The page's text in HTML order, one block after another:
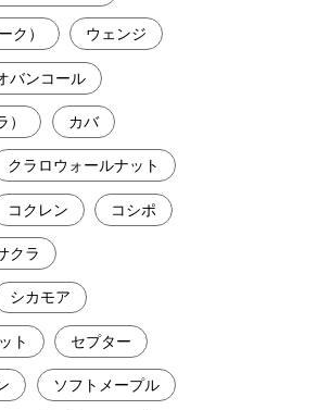
ク） ウェンジ
バンコール
カバ
クラロウォールナット
コクレン コシポ
クラ
シカモア
ト セプター
ソフトメープル